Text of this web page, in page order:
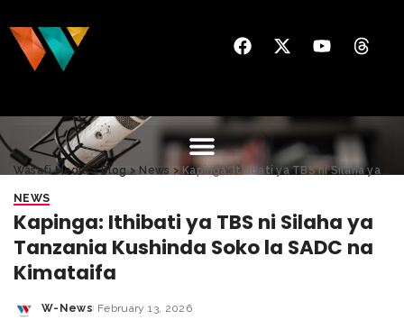
Wasafi Media>Blog> News > Kapinga: Ithibati ya TBS ni Silaha ya Tanzania Kushinda Soko la SADC na Kimataifa
NEWS
Kapinga: Ithibati ya TBS ni Silaha ya
Tanzania Kushinda Soko la SADC na
Kimataifa
W-News February 13, 2026